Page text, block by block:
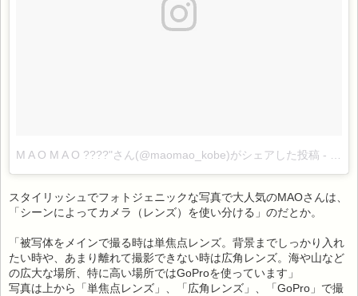
M A O M A O ????"さん(@maomao_kobe)がシェアした投稿 -
スタイリッシュでフォトジェニックな写真で大人気のMAOさんは、
「シーンによってカメラ（レンズ）を使い分ける」のだとか。
「被写体をメインで撮る時は単焦点レンズ。背景までしっかり入れ
たい時や、あまり離れて撮影できない時は広角レンズ。海や山など
の広大な場所、特に高い場所ではGoProを使っています」
写真は上から「単焦点レンズ」、「広角レンズ」、「GoPro」で撮